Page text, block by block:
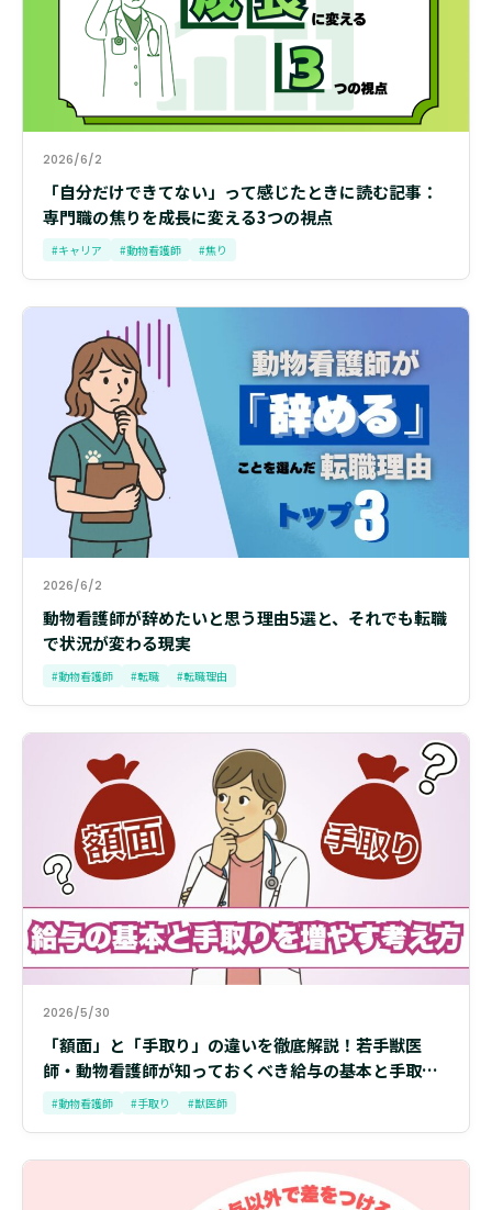
2026/6/2
「自分だけできてない」って感じたときに読む記事：
専門職の焦りを成長に変える3つの視点
#キャリア #動物看護師 #焦り
2026/6/2
動物看護師が辞めたいと思う理由5選と、それでも転職
で状況が変わる現実
#動物看護師 #転職 #転職理由
2026/5/30
「額面」と「手取り」の違いを徹底解説！若手獣医
師・動物看護師が知っておくべき給与の基本と手取り
を増やす考え方
#動物看護師 #手取り #獣医師